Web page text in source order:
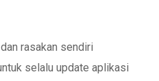
rasakan sendiri
selalu update aplikasi